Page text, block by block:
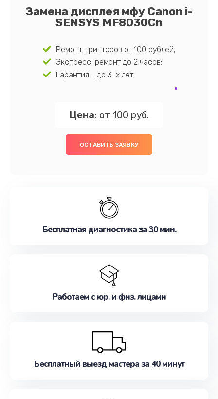
Замена дисплея мфу Canon i-
SENSYS MF8030Cn
Ремонт принтеров от 100 рублей;
Экспресс-ремонт до 2 часов;
Гарантия - до 3-х лет;
Цена: от 100 руб.
ОСТАВИТЬ ЗАЯВКУ
Бесплатная диагностика за 30 мин.
Работаем с юр. и физ. лицами
Бесплатный выезд мастера за 40 минут